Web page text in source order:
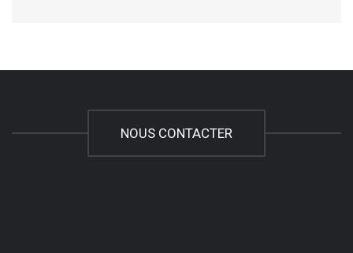
NOUS CONTACTER